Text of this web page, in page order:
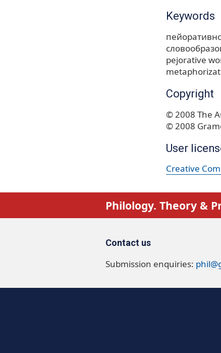
Keywords
pejorative
Copyright
© 2008 The
© 2008
User
Creative
Philology. Theory &
Contact us
Submission enquiries: